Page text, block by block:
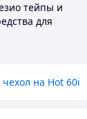
тейпы и
для
на Hot 60i